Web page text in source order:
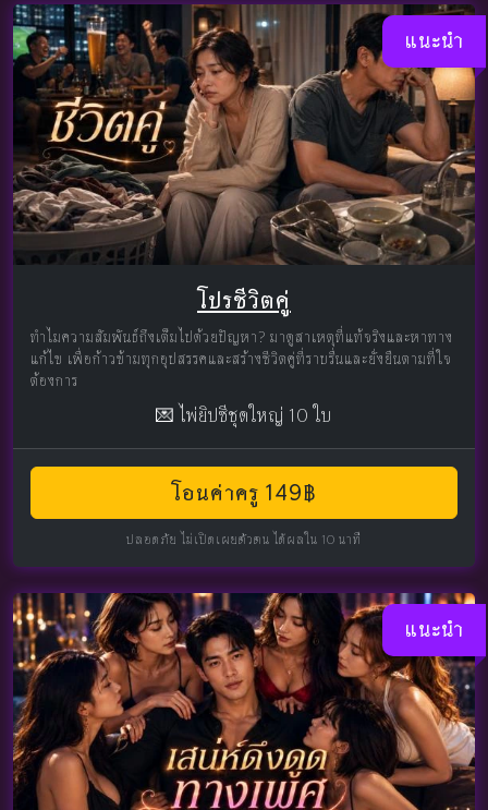
แนะนำ
โปรชีวิตคู่
ทำไมความสัมพันธ์ถึงเต็มไปด้วยปัญหา? มาดูสาเหตุที่แท้จริงและหาทาง
แก้ไข เพื่อก้าวข้ามทุกอุปสรรคและสร้างชีวิตคู่ที่ราบรื่นและยั่งยืนตามที่ใจ
ต้องการ
💌 ไพ่ยิปซีชุดใหญ่ 10 ใบ
โอนค่าครู 149฿
ปลอดภัย ไม่เปิดเผยตัวตน ได้ผลใน 10 นาที
แนะนำ